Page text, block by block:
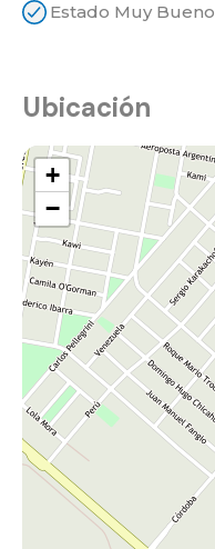
Estado Muy Bueno
Ubicación
+
−